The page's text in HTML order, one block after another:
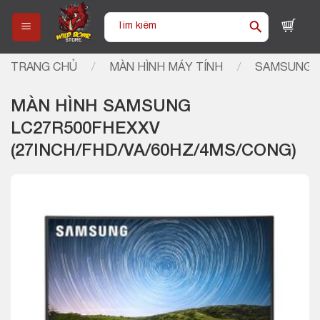
content
Tìm
TRANG CHỦ / MÀN HÌNH MÁY TÍNH / SAMSUNG
MÀN HÌNH SAMSUNG
LC27R500FHEXXV
(27INCH/FHD/VA/60HZ/4MS/CONG)